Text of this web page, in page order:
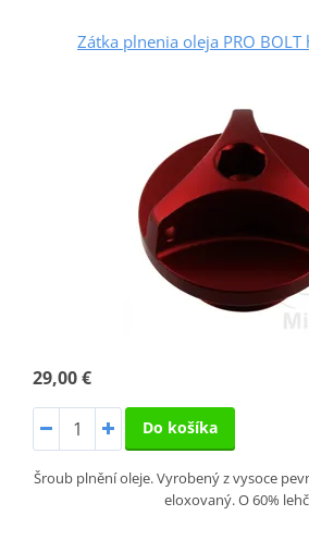
Zátka plnenia oleja PRO
29,00 €
Do košíka
Šroub plnění oleje. Vyrobený z vysoce
eloxovaný. O 60%